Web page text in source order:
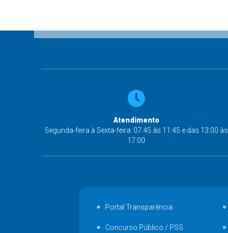
Atendimento
Segunda-feira à Sexta-feira: 07:45 às 11:45 e das 13:00 às
17:00
Portal Transparência
Concurso Público / PSS